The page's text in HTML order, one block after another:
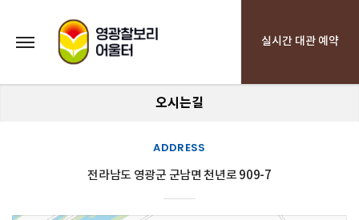
실시간 대관 예약
오시는길
ADDRESS
전라남도 영광군 군남면 천년로 909-7